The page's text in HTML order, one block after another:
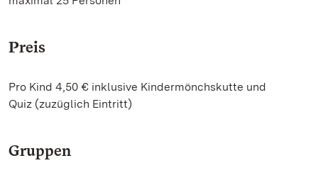
Preis
Pro Kind 4,50 € inklusive Kindermönchskutte und
Quiz (zuzüglich Eintritt)
Gruppen